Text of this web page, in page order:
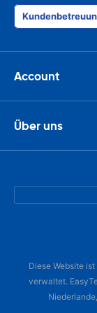
Account
Über uns
Diese Website
verwaltet.